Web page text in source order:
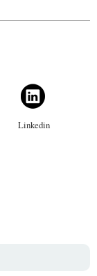
Linkedin